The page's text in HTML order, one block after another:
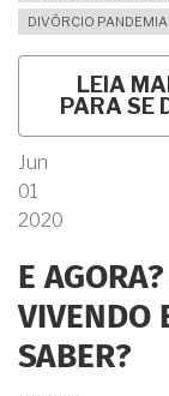
DIVÓRCIO PANDEMIA
LEIA
PARA SE
Jun
01
2020
E
VIVENDO
SABER?